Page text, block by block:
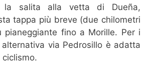
la salita alla vetta di Dueña,
tappa più breve (due chilometri
pianeggiante fino a Morille. Per i
via Pedrosillo è adatta